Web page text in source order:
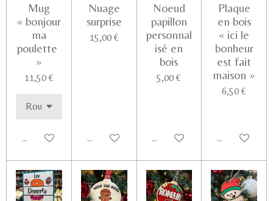
Mug
« bonjour
ma
poulette
»
11,50 €
Ajouter au panier
Nuage
surprise
15,00 €
Voir les détails
Noeud
papillon
personnal
isé en
bois
5,00 €
Ajouter au panier
Plaque
en bois
« ici le
bonheur
est fait
maison »
6,50 €
Ajouter au